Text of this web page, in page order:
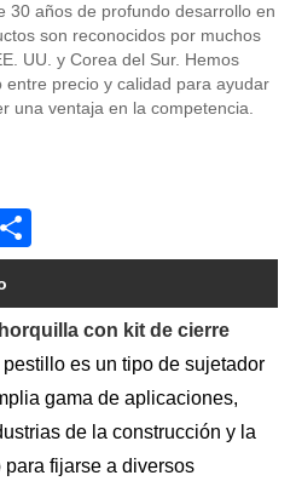
30 años de profundo desarrollo en
son reconocidos por muchos
UU. y Corea del Sur. Hemos
precio y calidad para ayudar
una ventaja en la competencia.
con kit de cierre
es un tipo de sujetador
gama de aplicaciones,
de la construcción y la
fijarse a diversos